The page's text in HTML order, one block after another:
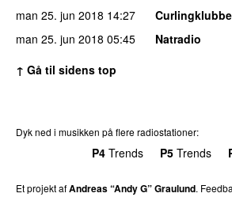
man 25. jun 2018 14:27
man 25. jun 2018 05:45
Natradio
↑ Gå til sidens top
Dyk ned i musikken på flere radiostationer:
P4 Trends P5 Trends
Et projekt afAndreas “Andy G” Graulund.